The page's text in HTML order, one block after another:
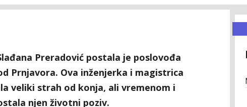
Preradović postala je poslovođa
Prnjavora. Ova inženjerka i magistrica
veliki strah od konja, ali vremenom i
njen životni poziv.